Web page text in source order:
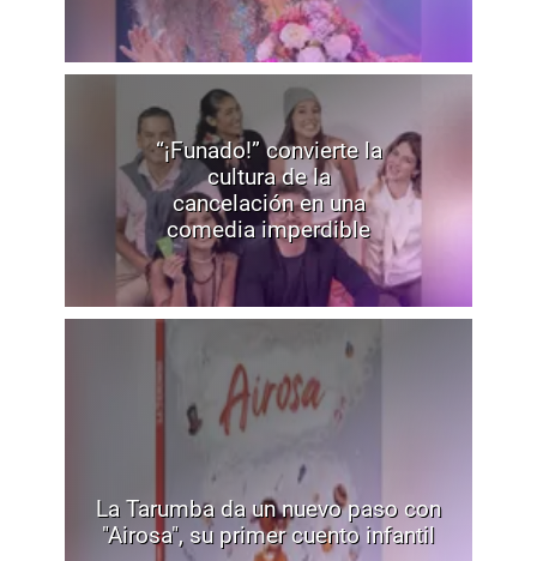
“¡Funado!” convierte la
cultura de la
cancelación en una
comedia imperdible
La Tarumba da un nuevo paso con
"Airosa", su primer cuento infantil